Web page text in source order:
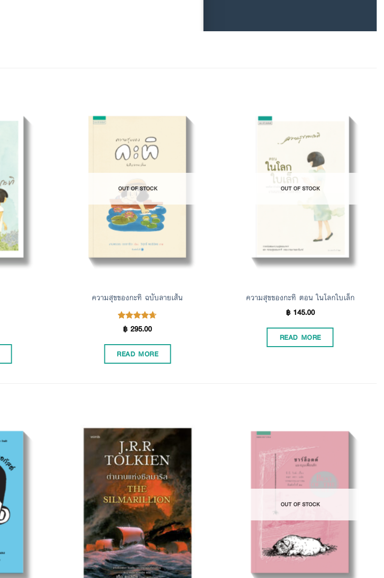
OUT OF STOCK
ความสุขของกะทิ ฉบับลายเส้น
Rated4.67
฿295.00
READ MORE
OUT OF STOCK
ความสุขของกะทิ ตอน ในโลกใบเล็ก
฿145.00
READ MORE
Wishlist
OUT OF STOCK